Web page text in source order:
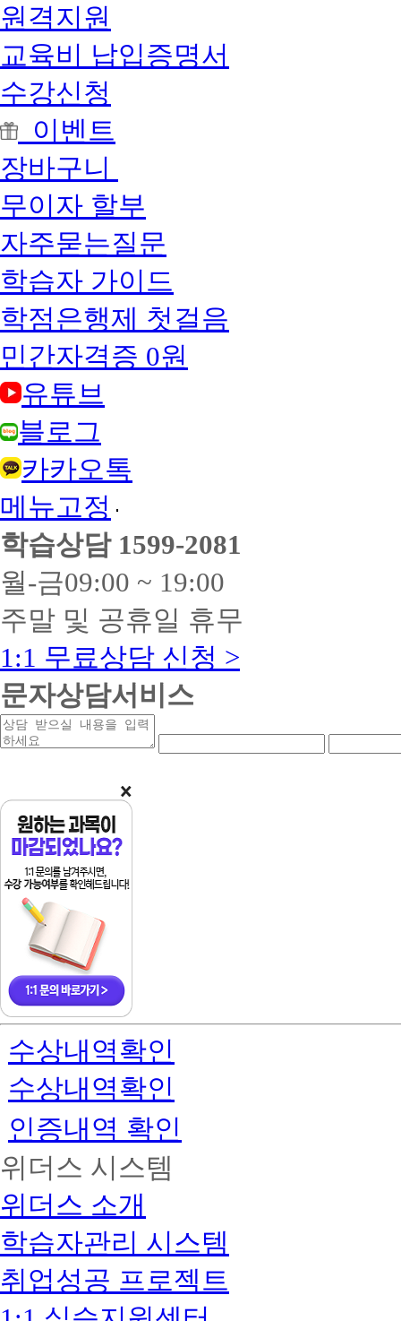
원격지원
교육비 납입증명서
수강신청
이벤트
장바구니
무이자 할부
자주묻는질문
학습자 가이드
학점은행제 첫걸음
민간자격증 0원
유튜브
블로그
카카오톡
메뉴고정
학습상담 1599-2081
월-금09:00 ~ 19:00
주말 및 공휴일 휴무
1:1 무료상담 신청 >
문자상담서비스
상
담
용
락
처
락
처
수상내역확인
수상내역확인
인증내역 확인
위더스 시스템
위더스 소개
학습자관리 시스템
취업성공 프로젝트